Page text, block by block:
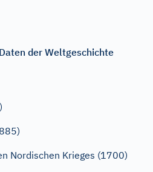
der Weltgeschichte
Nordischen Krieges (1700)